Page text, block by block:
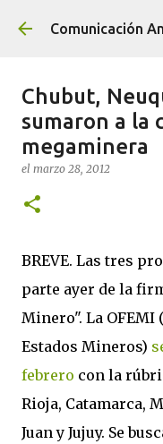
Ir al
Comunicación
Chubut,
sumaron a la
megaminera
el marzo 28, 2012
BREVE. Las tres
parte ayer de la
Minero". La OFEMI
Estados Mineros)
febrero con la
Rioja, Catamarca,
Juan y Jujuy. Se